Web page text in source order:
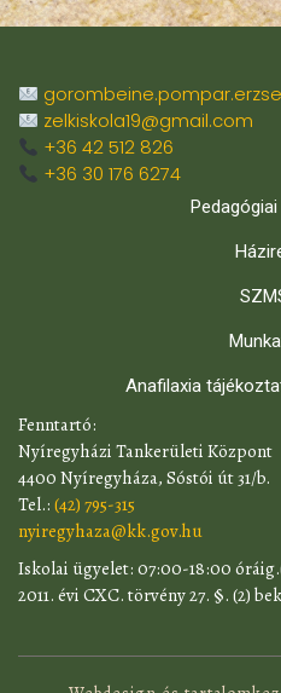
zelkiskola19@gmail.com
+36 42 512 826
+36 30 176 6274
Anafilaxia
​Fenntartó:
Nyíregyházi Tankerületi Központ
4400 Nyíregyháza, Sóstói út 31/b.
Tel.: (42) 795-315
nyiregyhaza@kk.gov.hu
​Iskolai ügyelet: 07:00-18:00
2011. évi CXC. törvény 27. §. (2)